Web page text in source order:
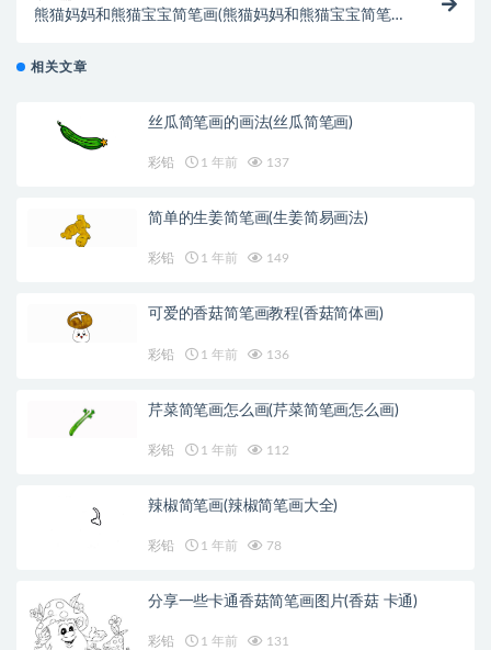
熊猫妈妈和熊猫宝宝简笔画(熊猫妈妈和熊猫宝宝简笔画
相关文章
丝瓜简笔画的画法(丝瓜简笔画)
彩铅 1 年前 137
简单的生姜简笔画(生姜简易画法)
彩铅 1 年前 149
可爱的香菇简笔画教程(香菇简体画)
彩铅 1 年前 136
芹菜简笔画怎么画(芹菜简笔画怎么画)
彩铅 1 年前 112
辣椒简笔画(辣椒简笔画大全)
彩铅 1 年前 78
分享一些卡通香菇简笔画图片(香菇 卡通)
彩铅 1 年前 131